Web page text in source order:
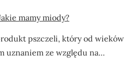
mamy miody?
pszczeli, który od wieków
uznaniem ze względu na…